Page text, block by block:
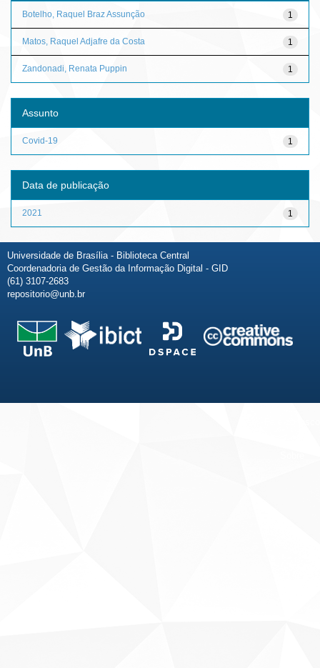
1
Botelho, Raquel Braz Assunção
1
Matos, Raquel Adjafre da Costa
1
Zandonadi, Renata Puppin
Assunto
1
Covid-19
Data de publicação
1
2021
Universidade de Brasília - Biblioteca Central
Coordenadoria de Gestão da Informação Digital - GID
(61) 3107-2683
repositorio@unb.br